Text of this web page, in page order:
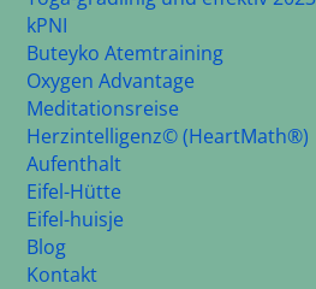
kPNI
Buteyko Atemtraining
Oxygen Advantage
Meditationsreise
Herzintelligenz© (HeartMath®)
Aufenthalt
Eifel-Hütte
Eifel-huisje
Blog
Kontakt